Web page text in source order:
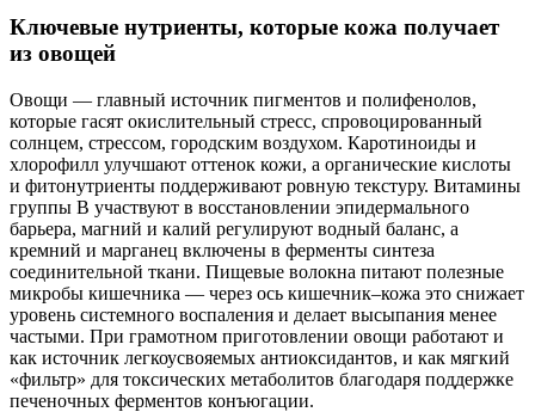
Ключевые нутриенты, которые кожа получает
из овощей
Овощи — главный источник пигментов и полифенолов,
которые гасят окислительный стресс, спровоцированный
солнцем, стрессом, городским воздухом. Каротиноиды и
хлорофилл улучшают оттенок кожи, а органические кислоты
и фитонутриенты поддерживают ровную текстуру. Витамины
группы В участвуют в восстановлении эпидермального
барьера, магний и калий регулируют водный баланс, а
кремний и марганец включены в ферменты синтеза
соединительной ткани. Пищевые волокна питают полезные
микробы кишечника — через ось кишечник–кожа это снижает
уровень системного воспаления и делает высыпания менее
частыми. При грамотном приготовлении овощи работают и
как источник легкоусвояемых антиоксидантов, и как мягкий
«фильтр» для токсических метаболитов благодаря поддержке
печеночных ферментов конъюгации.